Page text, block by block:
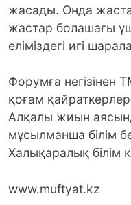
жасады. Онда
жастар болашағы
еліміздегі игі
Форумға негізінен
қоғам
Алқалы жиын
мұсылманша білім
Халықаралық білім
www.muftyat.kz